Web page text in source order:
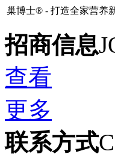
巢博士® - 打造全家营养
招商信息
查看
更多
联系方式